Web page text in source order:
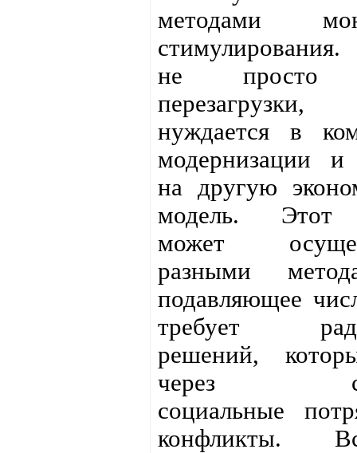
методами
не просто
нуждается в
модернизации и
на другую
модель. Этот
может
разными
подавляющее
требует
решений,
через
социальные
конфликты.